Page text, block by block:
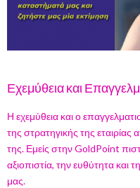
Εχεμύθεια και
Η εχεμύθεια και ο
της στρατηγικής της
της. Εμείς στην GoldPoint
αξιοπιστία, την ευθύτητα και
μας.